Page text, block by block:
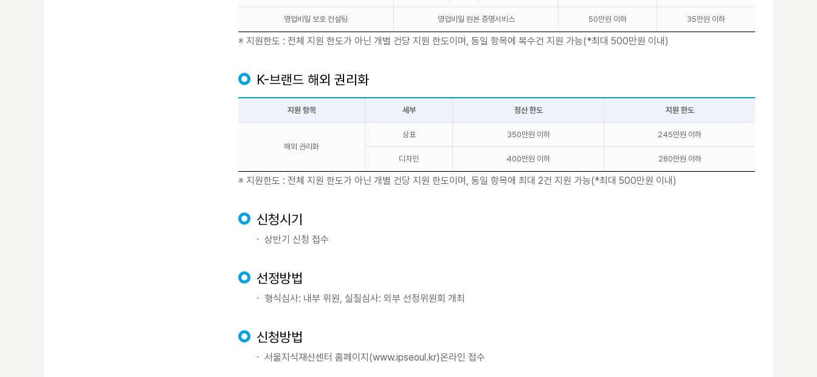
영업비밀 보호 컨설팅 영업비밀 원본 증명서비스 50만원 이하 35만원 이하
※ 지원한도 : 전체 지원 한도가 아닌 개별 건당 지원 한도이며, 동일 항목에 복수건 지원 가능(*최대 500만원 이내)
K-브랜드 해외 권리화
지원 항목 세부 정산 한도 지원 한도
해외 권리화
상표 350만원 이하 245만원 이하
디자인 400만원 이하 280만원 이하
※ 지원한도 : 전체 지원 한도가 아닌 개별 건당 지원 한도이며, 동일 항목에 최대 2건 지원 가능(*최대 500만원 이내)
신청시기
ㆍ 상반기 신청 접수
선정방법
ㆍ 형식심사: 내부 위원, 실질심사: 외부 선정위원회 개최
신청방법
ㆍ 서울지식재산센터 홈페이지(www.ipseoul.kr)온라인 접수